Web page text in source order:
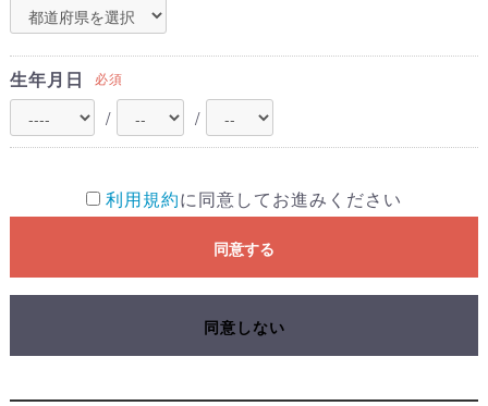
生年月日 必須
/ /
利用規約に同意してお進みください
同意する
同意しない